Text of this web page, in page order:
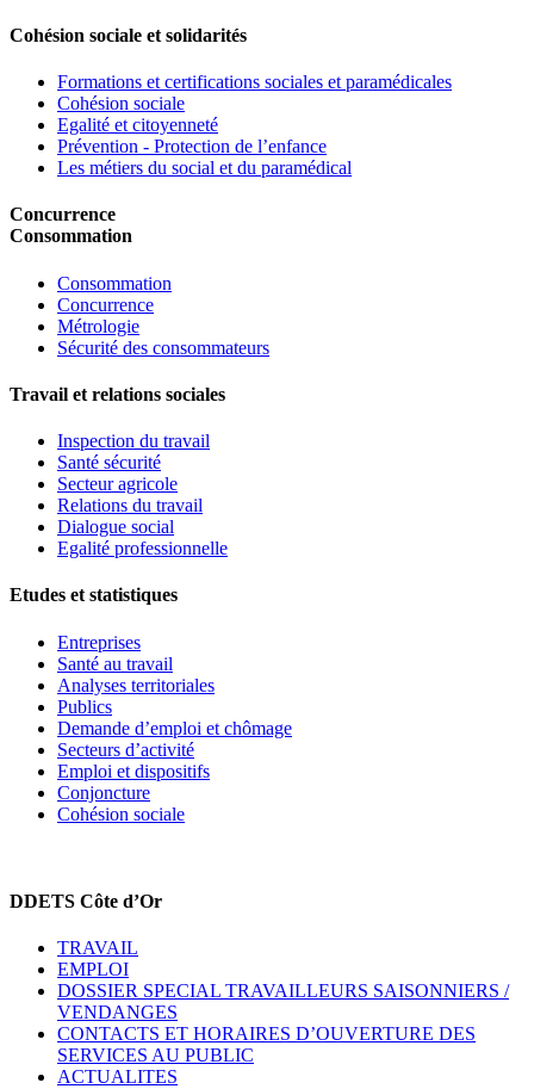
Cohésion sociale et solidarités
Formations et certifications sociales et paramédicales
Cohésion sociale
Egalité et citoyenneté
Prévention - Protection de l’enfance
Les métiers du social et du paramédical
Concurrence
Consommation
Consommation
Concurrence
Métrologie
Sécurité des consommateurs
Travail et relations sociales
Inspection du travail
Santé sécurité
Secteur agricole
Relations du travail
Dialogue social
Egalité professionnelle
Etudes et statistiques
Entreprises
Santé au travail
Analyses territoriales
Publics
Demande d’emploi et chômage
Secteurs d’activité
Emploi et dispositifs
Conjoncture
Cohésion sociale
DDETS Côte d’Or
TRAVAIL
EMPLOI
DOSSIER SPECIAL TRAVAILLEURS SAISONNIERS /
VENDANGES
CONTACTS ET HORAIRES D’OUVERTURE DES
SERVICES AU PUBLIC
ACTUALITES